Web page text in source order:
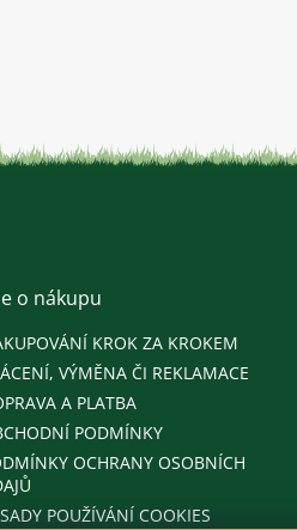
o nákupu
KROK ZA KROKEM
VÝMĚNA ČI REKLAMACE
A PLATBA
PODMÍNKY
OCHRANY OSOBNÍCH
POUŽÍVÁNÍ COOKIES